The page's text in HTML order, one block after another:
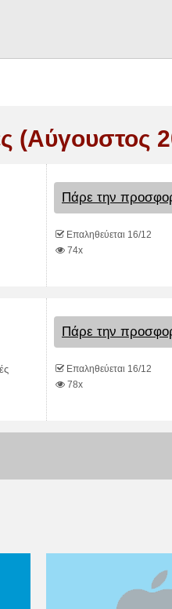
(Αύγουστος
Πάρε την
Επαληθεύεται 16/12
74x
Πάρε την
Επαληθεύεται 16/12
78x